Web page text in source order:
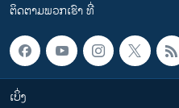
ຕິດຕາມພວກເຮົາ ທີ່
ເບິ່ງ